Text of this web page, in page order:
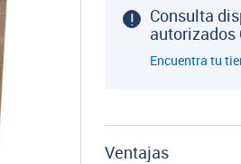
Consulta
autorizados
Encuentra tu
Ventajas